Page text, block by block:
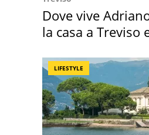
Dove vive
la casa a Treviso
LIFESTYLE